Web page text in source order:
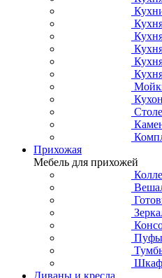
Прихожая
Мебель для прихожей
Пуфы
Диваны и кресла